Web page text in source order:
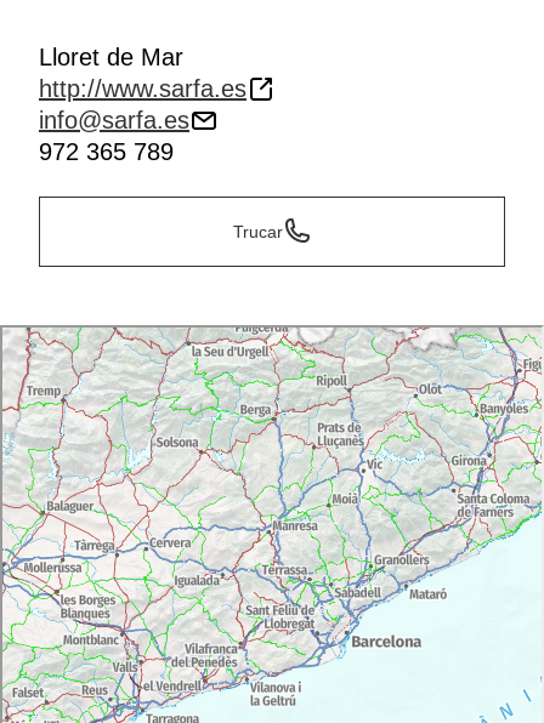
Lloret de Mar
http://www.sarfa.es
info@sarfa.es
972 365 789
Trucar